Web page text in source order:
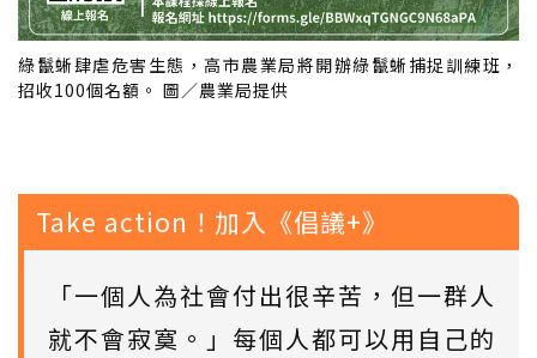
綠鬣蜥肆虐危害生態，高市農業局將開辦綠鬣蜥捕捉訓練班，
招收100個名額。 圖／農業局提供
Take action！加入《倡議+》
「一個人為社會付出很辛苦，但一群人
就不會寂寞。」每個人都可以用自己的